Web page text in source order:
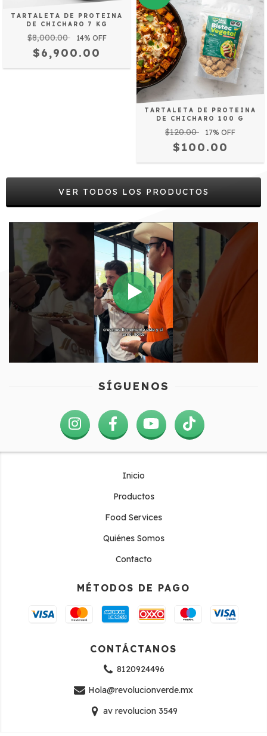
TARTALETA DE PROTEINA
DE CHICHARO 7 KG
$8,000.00 14% OFF
$6,900.00
TARTALETA DE PROTEINA
DE CHICHARO 100 G
$120.00 17% OFF
$100.00
VER TODOS LOS PRODUCTOS
SÍGUENOS
Inicio
Productos
Food Services
Quiénes Somos
Contacto
MÉTODOS DE PAGO
CONTÁCTANOS
8120924496
Hola@revolucionverde.mx
av revolucion 3549